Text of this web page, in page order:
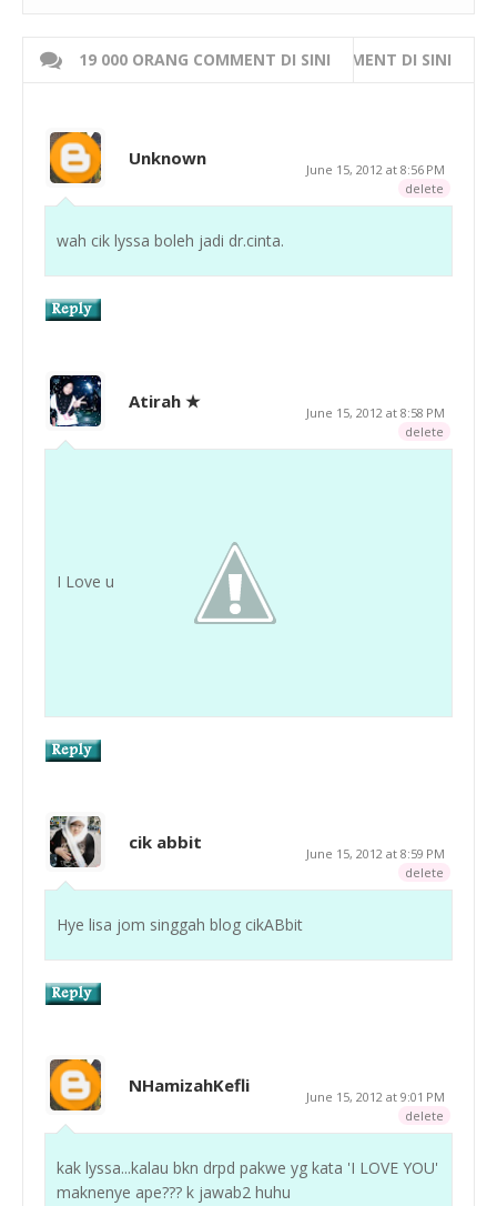
19 000 ORANG COMMENT DI SINI
WRITE 000 ORANG COMMENT DI SINI
Unknown
June 15, 2012 at 8:56 PM
delete
wah cik lyssa boleh jadi dr.cinta.
Atirah ★
June 15, 2012 at 8:58 PM
delete
I Love u
cik abbit
June 15, 2012 at 8:59 PM
delete
Hye lisa jom singgah blog cikABbit
NHamizahKefli
June 15, 2012 at 9:01 PM
delete
kak lyssa...kalau bkn drpd pakwe yg kata 'I LOVE YOU'
maknenye ape??? k jawab2 huhu